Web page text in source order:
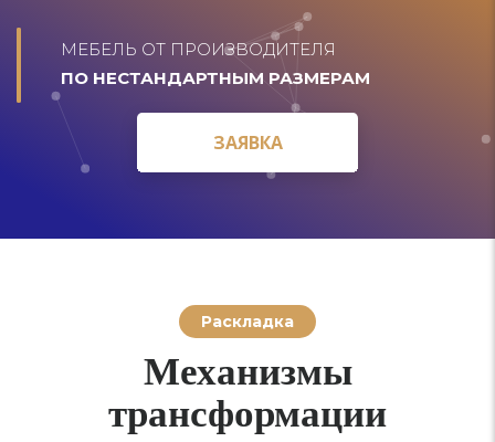
МЕБЕЛЬ ОТ ПРОИЗВОДИТЕЛЯ
ПО НЕСТАНДАРТНЫМ РАЗМЕРАМ
ЗАЯВКА
ЗАЯВКА
Раскладка
Механизмы
трансформации